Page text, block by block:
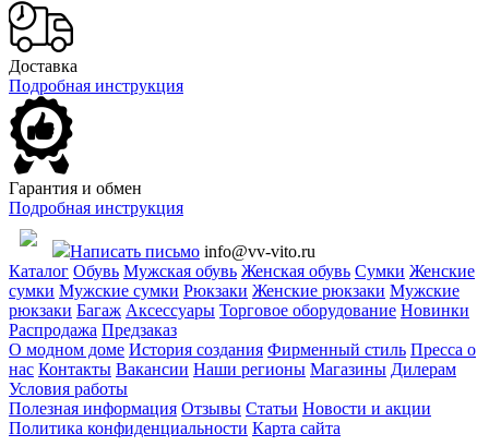
Доставка
Подробная инструкция
Гарантия и обмен
Подробная инструкция
Написать письмо info@vv-vito.ru
Каталог Обувь Мужская обувь Женская обувь Сумки Женские
сумки Мужские сумки Рюкзаки Женские рюкзаки Мужские
рюкзаки Багаж Аксессуары Торговое оборудование Новинки
Распродажа Предзаказ
О модном доме История создания Фирменный стиль Пресса о
нас Контакты Вакансии Наши регионы Магазины Дилерам
Условия работы
Полезная информация Отзывы Статьи Новости и акции
Политика конфиденциальности Карта сайта